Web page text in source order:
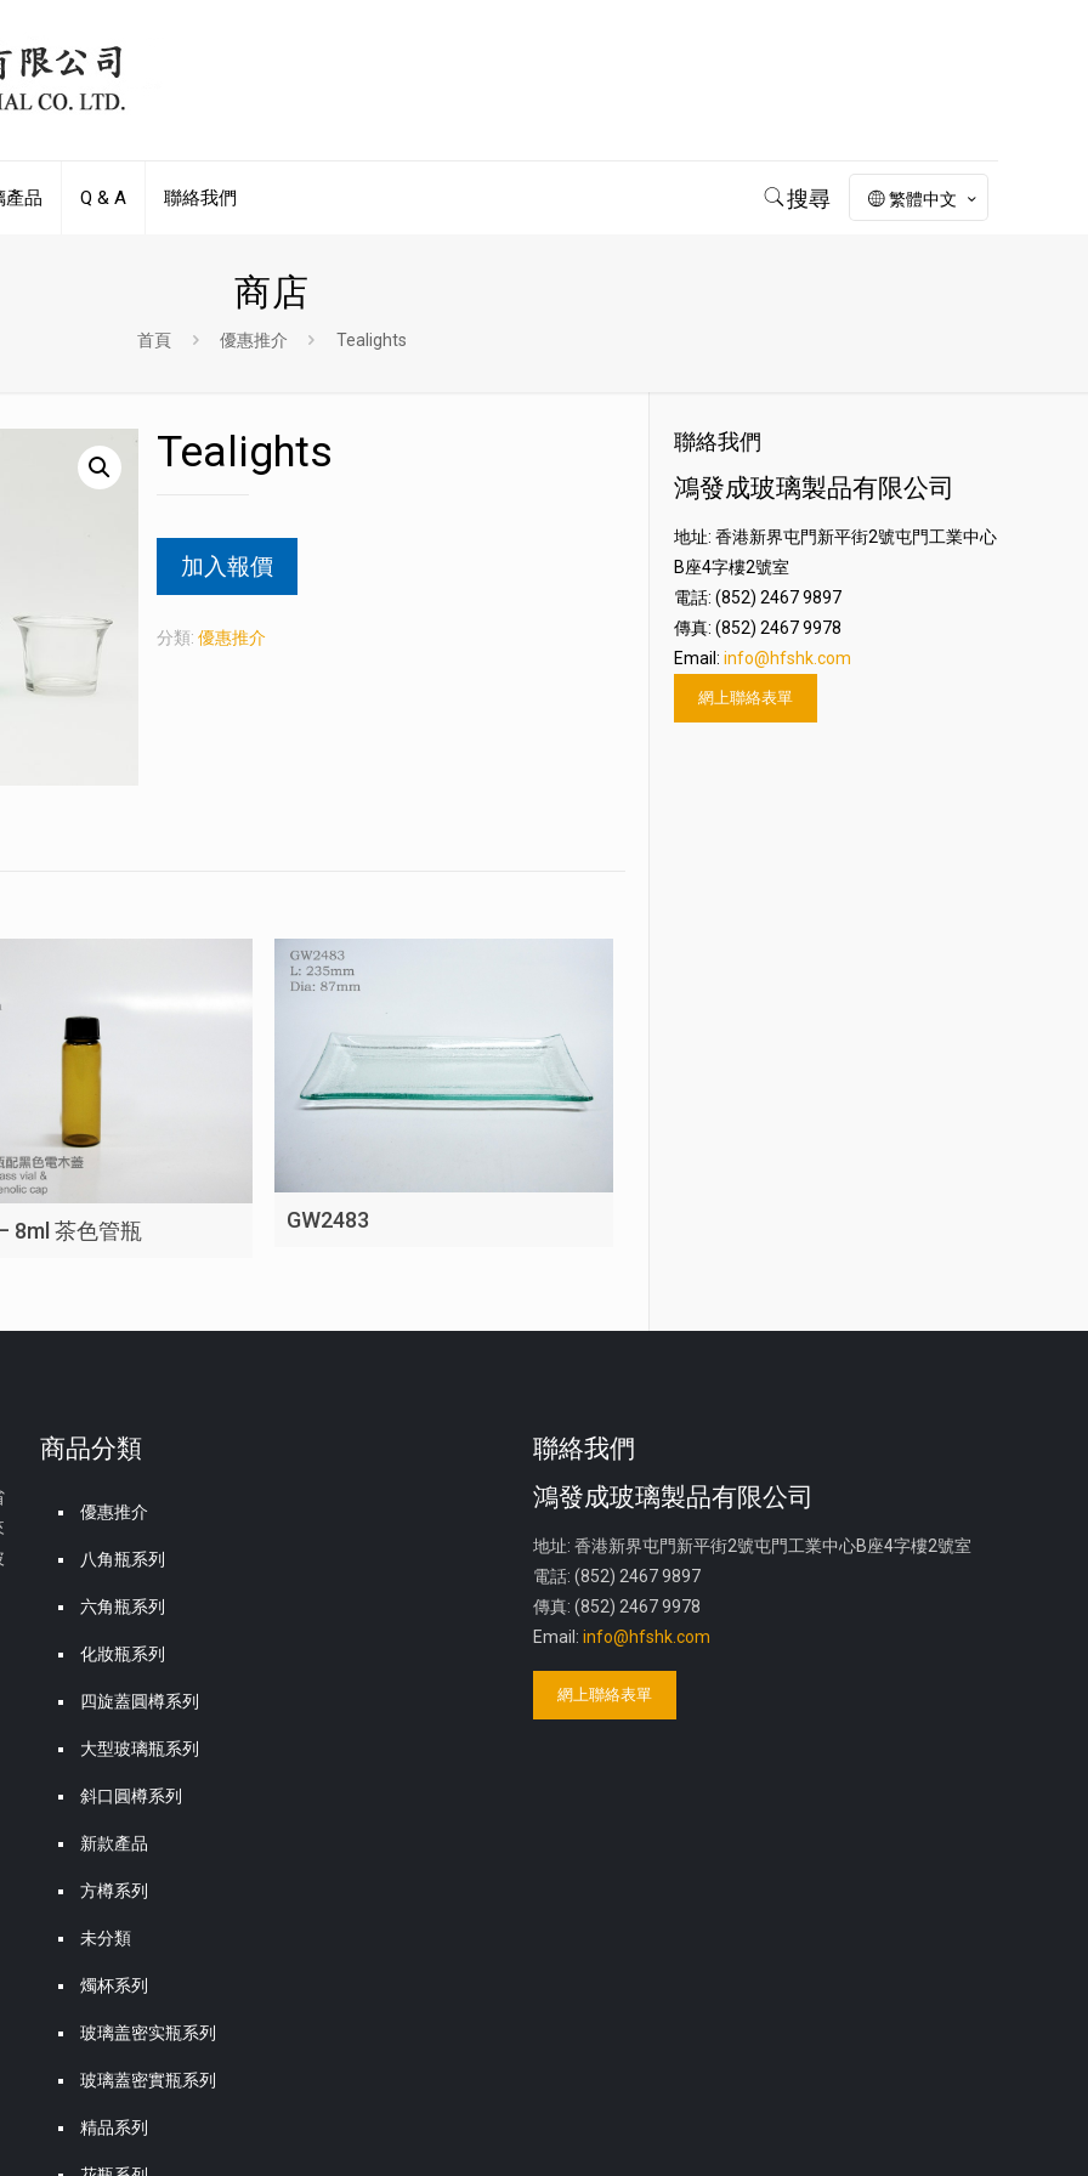
產品 Q & A 聯絡我們 搜尋 繁體中文
商店
首頁 優惠推介 Tealights
Tealights
加入報價
分類:優惠推介
8ml 茶色管瓶 GW2483
聯絡我們
鴻發成玻璃製品有限公司
地址: 香港新界屯門新平街2號屯門工業中心
B座4字樓2號室
電話: (852) 2467 9897
傳真: (852) 2467 9978
Email: info@hfshk.com
網上聯絡表單
商品分類
優惠推介
八角瓶系列
六角瓶系列
化妝瓶系列
四旋蓋圓樽系列
大型玻璃瓶系列
斜口圓樽系列
新款產品
方樽系列
未分類
燭杯系列
玻璃盖密实瓶系列
玻璃蓋密實瓶系列
精品系列
聯絡我們
鴻發成玻璃製品有限公司
地址: 香港新界屯門新平街2號屯門工業中心B座4字樓2號室
電話: (852) 2467 9897
傳真: (852) 2467 9978
Email:info@hfshk.com
網上聯絡表單